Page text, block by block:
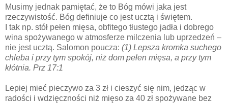
Musimy jednak pamiętać, że to Bóg mówi jaka jest
rzeczywistość. Bóg definiuje co jest ucztą i świętem.
I tak np. stół pełen mięsa, obfitego tłustego jadła i dobrego
wina spożywanego w atmosferze milczenia lub uprzedzeń –
nie jest ucztą. Salomon poucza: (1) Lepsza kromka suchego
chleba i przy tym spokój, niż dom pełen mięsa, a przy tym
kłótnia. Prz 17:1
Lepiej mieć pieczywo za 3 zł i cieszyć się nim, jedząc w
radości i wdzięczności niż mięso za 40 zł spożywane bez